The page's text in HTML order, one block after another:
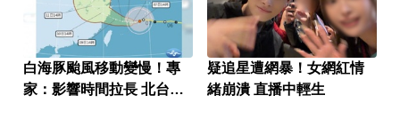
白海豚颱風移動變慢！專
家：影響時間拉長 北台恐
疑追星遭網暴！女網紅情
緒崩潰 直播中輕生